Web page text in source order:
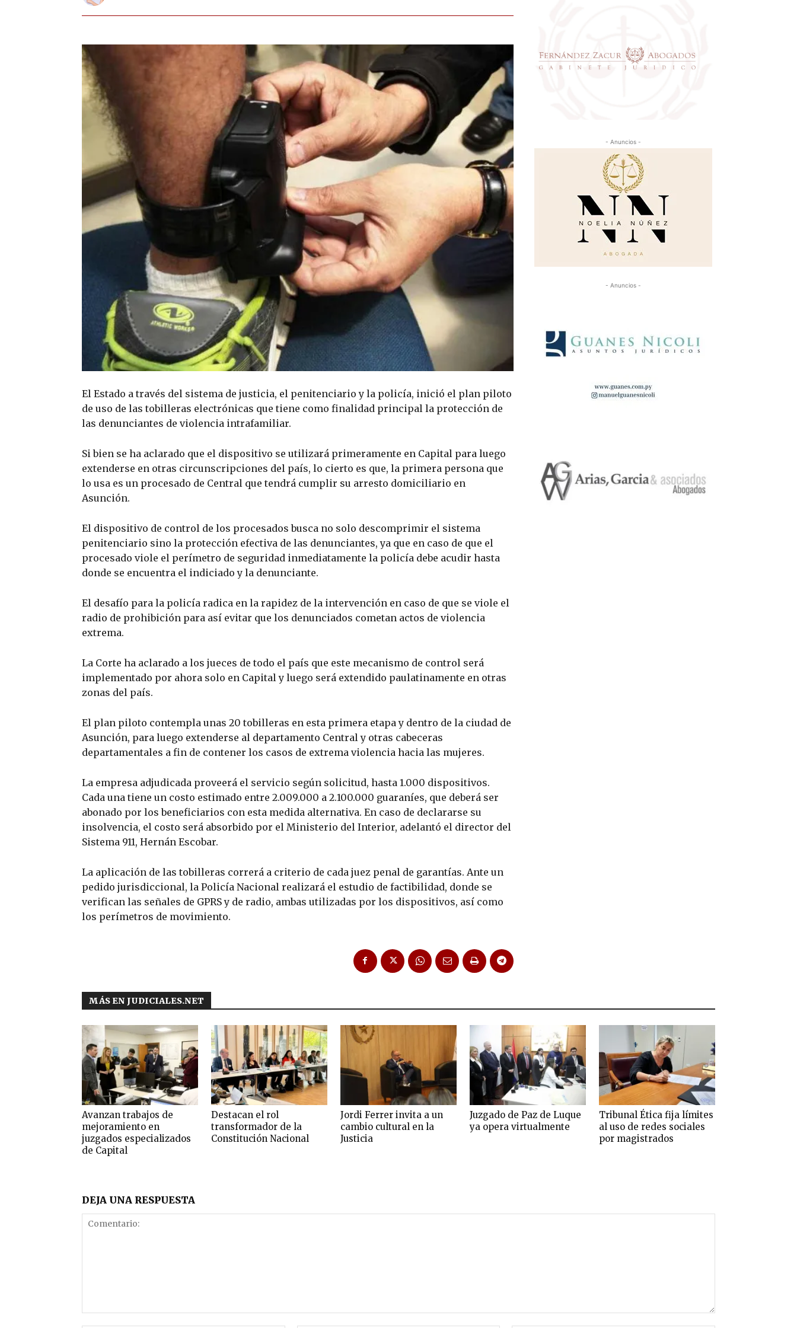
El Estado a través del sistema de justicia, el penitenciario y la policía, inició el plan piloto
de uso de las tobilleras electrónicas que tiene como finalidad principal la protección de
las denunciantes de violencia intrafamiliar.
Si bien se ha aclarado que el dispositivo se utilizará primeramente en Capital para luego
extenderse en otras circunscripciones del país, lo cierto es que, la primera persona que
lo usa es un procesado de Central que tendrá cumplir su arresto domiciliario en
Asunción.
El dispositivo de control de los procesados busca no solo descomprimir el sistema
penitenciario sino la protección efectiva de las denunciantes, ya que en caso de que el
procesado viole el perímetro de seguridad inmediatamente la policía debe acudir hasta
donde se encuentra el indiciado y la denunciante.
El desafío para la policía radica en la rapidez de la intervención en caso de que se viole el
radio de prohibición para así evitar que los denunciados cometan actos de violencia
extrema.
La Corte ha aclarado a los jueces de todo el país que este mecanismo de control será
implementado por ahora solo en Capital y luego será extendido paulatinamente en otras
zonas del país.
El plan piloto contempla unas 20 tobilleras en esta primera etapa y dentro de la ciudad de
Asunción, para luego extenderse al departamento Central y otras cabeceras
departamentales a fin de contener los casos de extrema violencia hacia las mujeres.
La empresa adjudicada proveerá el servicio según solicitud, hasta 1.000 dispositivos.
Cada una tiene un costo estimado entre 2.009.000 a 2.100.000 guaraníes, que deberá ser
abonado por los beneficiarios con esta medida alternativa. En caso de declararse su
insolvencia, el costo será absorbido por el Ministerio del Interior, adelantó el director del
Sistema 911, Hernán Escobar.
La aplicación de las tobilleras correrá a criterio de cada juez penal de garantías. Ante un
pedido jurisdiccional, la Policía Nacional realizará el estudio de factibilidad, donde se
verifican las señales de GPRS y de radio, ambas utilizadas por los dispositivos, así como
los perímetros de movimiento.
- Anuncios -
- Anuncios -
MÁS EN JUDICIALES.NET
Avanzan trabajos de
mejoramiento en
juzgados especializados
de Capital
Destacan el rol
transformador de la
Constitución Nacional
Jordi Ferrer invita a un
cambio cultural en la
Justicia
Juzgado de Paz de Luque
ya opera virtualmente
Tribunal Ética fija límites
al uso de redes sociales
por magistrados
DEJA UNA RESPUESTA